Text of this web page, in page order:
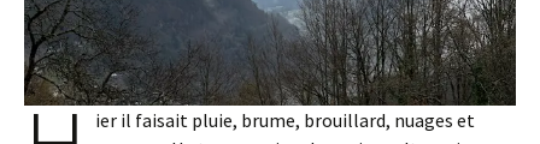
ier il faisait pluie, brume, brouillard, nuages et